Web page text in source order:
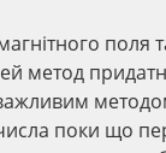
поля
метод
поки що